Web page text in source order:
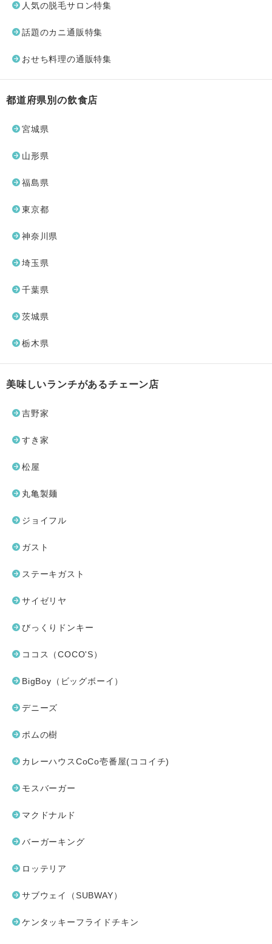
人気の脱毛サロン特集
話題のカニ通販特集
おせち料理の通販特集
都道府県別の飲食店
宮城県
山形県
福島県
東京都
神奈川県
埼玉県
千葉県
茨城県
栃木県
美味しいランチがあるチェーン店
吉野家
すき家
松屋
丸亀製麺
ジョイフル
ガスト
ステーキガスト
サイゼリヤ
びっくりドンキー
ココス（COCO'S）
BigBoy（ビッグボーイ）
デニーズ
ポムの樹
カレーハウスCoCo壱番屋(ココイチ)
モスバーガー
マクドナルド
バーガーキング
ロッテリア
サブウェイ（SUBWAY）
ケンタッキーフライドチキン